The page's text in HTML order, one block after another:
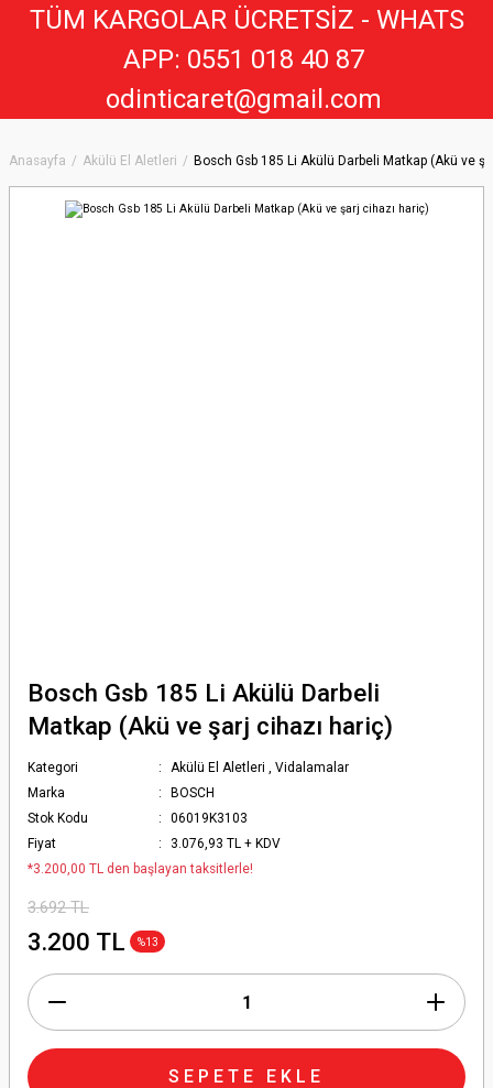
Anasayfa Akülü El Aletleri Bosch Gsb 185 Li Akülü Darbeli Matkap (Akü ve
Bosch Gsb 185 Li Akülü Darbeli
Matkap (Akü ve şarj cihazı hariç)
Kategori Akülü El Aletleri ,Vidalamalar
Marka
BOSCH
Stok Kodu
06019K3103
Fiyat
3.076,93 TL + KDV
*3.200,00 TL den başlayan taksitlerle!
3.692 TL
3.200 TL %13
SEPETE EKLE
TÜM KARGOLAR ÜCRETSİZ - WHATS
APP: 0551 018 40 87
odinticaret@gmail.com